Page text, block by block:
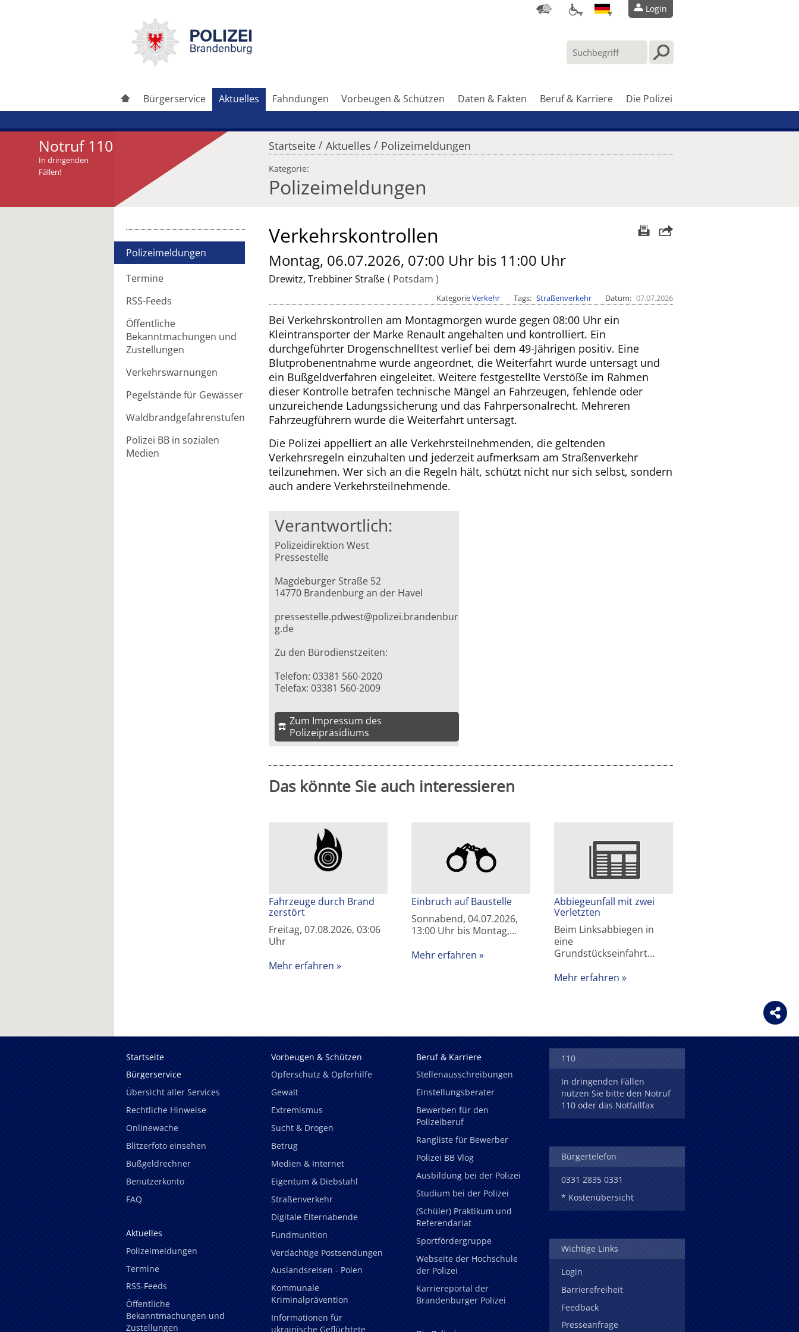
Login
Bürgerservice Aktuelles Fahndungen Vorbeugen & Schützen Daten & Fakten Beruf & Karriere Die Polizei
Notruf 110
In dringenden
Fällen!
Startseite / Aktuelles / Polizeimeldungen
Kategorie:
Polizeimeldungen
Polizeimeldungen
Termine
RSS-Feeds
Öffentliche
Bekanntmachungen und
Zustellungen
Verkehrswarnungen
Pegelstände für Gewässer
Waldbrandgefahrenstufen
Polizei BB in sozialen
Medien
Artikel weiterleiten Verkehrskontrollen
Montag, 06.07.2026, 07:00 Uhr bis 11:00 Uhr
Drewitz, Trebbiner Straße Potsdam
KategorieVerkehr Tags Straßenverkehr Datum 07.07.2026
Bei Verkehrskontrollen am Montagmorgen wurde gegen 08:00 Uhr ein
Kleintransporter der Marke Renault angehalten und kontrolliert. Ein
durchgeführter Drogenschnelltest verlief bei dem 49-Jährigen positiv. Eine
Blutprobenentnahme wurde angeordnet, die Weiterfahrt wurde untersagt und
ein Bußgeldverfahren eingeleitet. Weitere festgestellte Verstöße im Rahmen
dieser Kontrolle betrafen technische Mängel an Fahrzeugen, fehlende oder
unzureichende Ladungssicherung und das Fahrpersonalrecht. Mehreren
Fahrzeugführern wurde die Weiterfahrt untersagt.
Die Polizei appelliert an alle Verkehrsteilnehmenden, die geltenden
Verkehrsregeln einzuhalten und jederzeit aufmerksam am Straßenverkehr
teilzunehmen. Wer sich an die Regeln hält, schützt nicht nur sich selbst, sondern
auch andere Verkehrsteilnehmende.
Verantwortlich:
Polizeidirektion West
Pressestelle
Magdeburger Straße 52
14770 Brandenburg an der Havel
pressestelle.pdwest@polizei.brandenbur
g.de
Zu den Bürodienstzeiten:
Telefon: 03381 560-2020
Telefax: 03381 560-2009
Zum Impressum des
Polizeipräsidiums
Das könnte Sie auch interessieren
Fahrzeuge durch Brand
zerstört
Freitag, 07.08.2026, 03:06
Uhr
Mehr erfahren
Einbruch auf Baustelle
Sonnabend, 04.07.2026,
13:00 Uhr bis Montag,…
Mehr erfahren
Abbiegeunfall mit zwei
Verletzten
Beim Linksabbiegen in
eine
Grundstückseinfahrt…
Mehr erfahren
Startseite
Bürgerservice
Übersicht aller Services
Rechtliche Hinweise
Onlinewache
Blitzerfoto einsehen
Bußgeldrechner
Benutzerkonto
FAQ
Aktuelles
Polizeimeldungen
Termine
RSS-Feeds
Öffentliche
Bekanntmachungen und
Zustellungen
Vorbeugen & Schützen
Opferschutz & Opferhilfe
Gewalt
Extremismus
Sucht & Drogen
Betrug
Medien & Internet
Eigentum & Diebstahl
Straßenverkehr
Digitale Elternabende
Fundmunition
Verdächtige Postsendungen
Auslandsreisen - Polen
Kommunale
Kriminalprävention
Informationen für
ukrainische Geflüchtete
Beruf & Karriere
Stellenausschreibungen
Einstellungsberater
Bewerben für den
Polizeiberuf
Rangliste für Bewerber
Polizei BB Vlog
Ausbildung bei der Polizei
Studium bei der Polizei
(Schüler) Praktikum und
Referendariat
Sportfördergruppe
Webseite der Hochschule
der Polizei
Karriereportal der
Brandenburger Polizei
110
In dringenden Fällen
nutzen Sie bitte den Notruf
110 oder das Notfallfax
Bürgertelefon
0331 2835 0331
* Kostenübersicht
Wichtige Links
Login
Barrierefreiheit
Feedback
Presseanfrage